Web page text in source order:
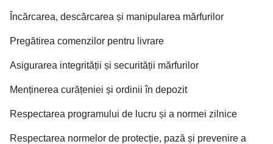
Încărcarea, descărcarea și manipularea mărfurilor
Pregătirea comenzilor pentru livrare
Asigurarea integrității și securității mărfurilor
Menținerea curățeniei și ordinii în depozit
Respectarea programului de lucru și a normei zilnice
Respectarea normelor de protecție, pază și prevenire a